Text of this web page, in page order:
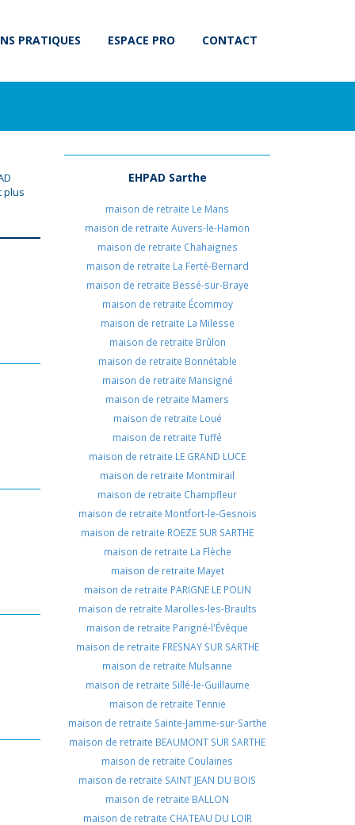
PRATIQUES ESPACE PRO CONTACT
plus
EHPAD Sarthe
maison de retraite Le Mans
maison de retraite Auvers-le-Hamon
maison de retraite Chahaignes
maison de retraite La Ferté-Bernard
maison de retraite Bessé-sur-Braye
maison de retraite Écommoy
maison de retraite La Milesse
maison de retraite Brûlon
maison de retraite Bonnétable
maison de retraite Mansigné
maison de retraite Mamers
maison de retraite Loué
maison de retraite Tuffé
maison de retraite LE GRAND LUCE
maison de retraite Montmirail
maison de retraite Champfleur
maison de retraite Montfort-le-Gesnois
maison de retraite ROEZE SUR SARTHE
maison de retraite La Flèche
maison de retraite Mayet
maison de retraite PARIGNE LE POLIN
maison de retraite Marolles-les-Braults
maison de retraite Parigné-l'Évêque
maison de retraite FRESNAY SUR SARTHE
maison de retraite Mulsanne
maison de retraite Sillé-le-Guillaume
maison de retraite Tennie
maison de retraite Sainte-Jamme-sur-Sarthe
maison de retraite BEAUMONT SUR SARTHE
maison de retraite Coulaines
maison de retraite SAINT JEAN DU BOIS
maison de retraite BALLON
maison de retraite CHATEAU DU LOIR